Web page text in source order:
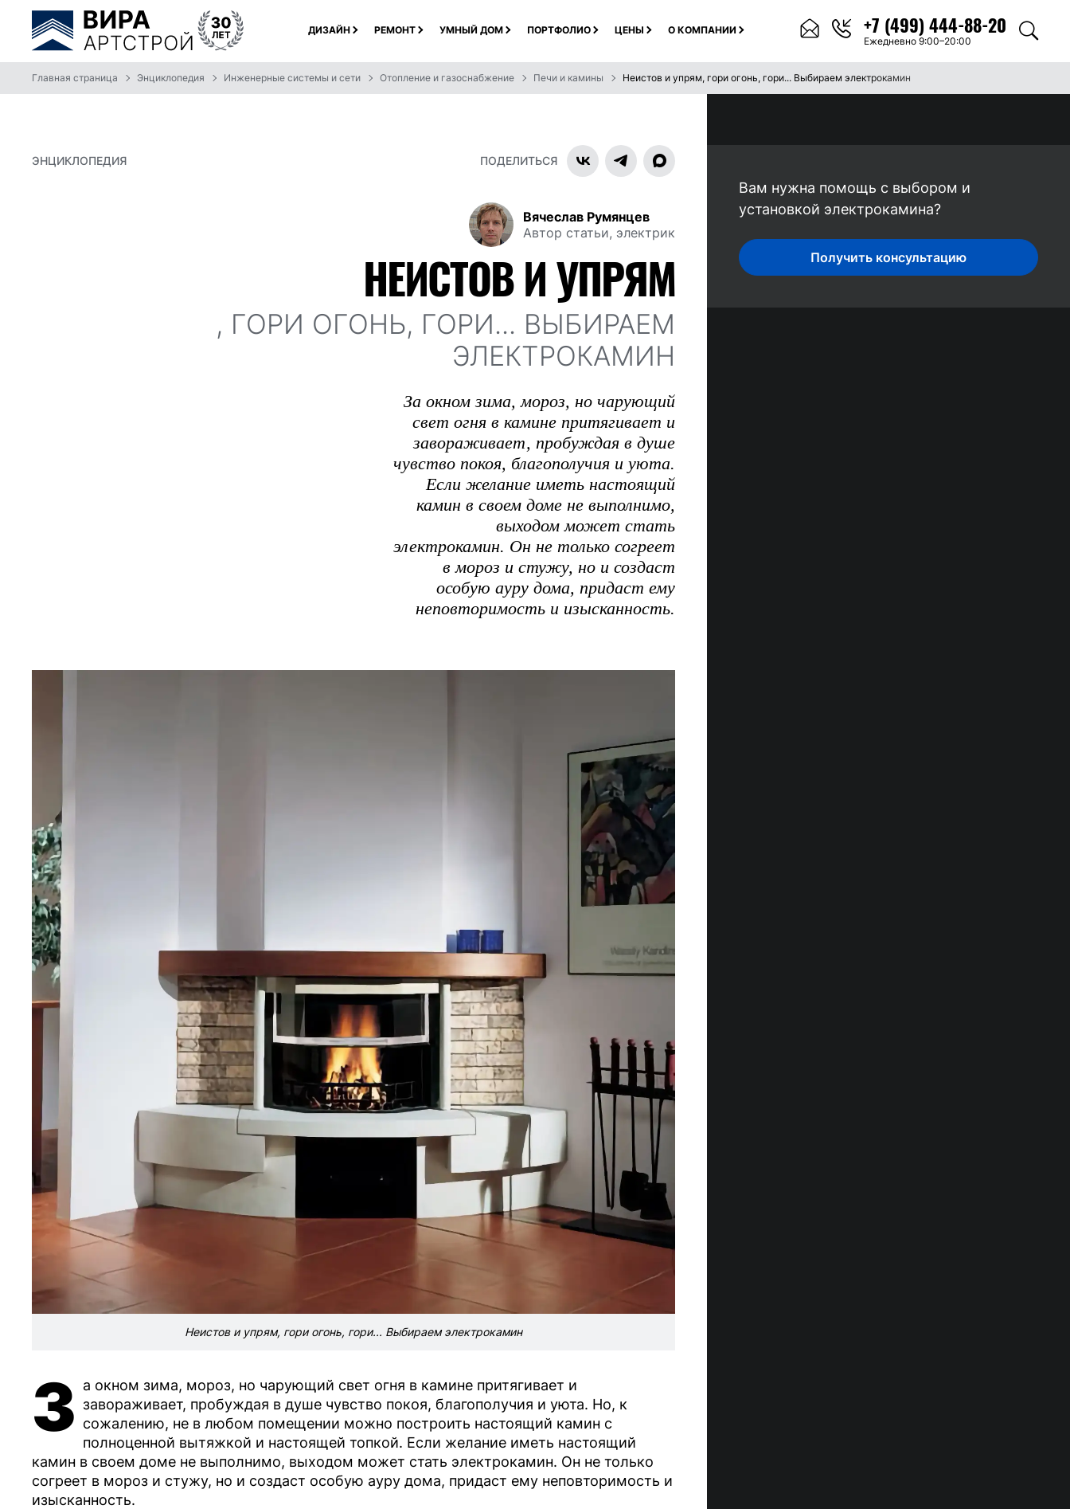
ДИЗАЙН РЕМОНТ УМНЫЙ ДОМ ПОРТФОЛИО ЦЕНЫ О КОМПАНИИ +7 (499) 444-88-20
Ежедневно 9:00–20:00
Главная страница Энциклопедия Инженерные системы и сети Отопление и газоснабжение Печи и камины Неистов и упрям, гори огонь, гори... Выбираем электрокамин
ЭНЦИКЛОПЕДИЯ ПОДЕЛИТЬСЯ
Вячеслав Румянцев
Автор статьи, электрик
НЕИСТОВ И УПРЯМ
, ГОРИ ОГОНЬ, ГОРИ... ВЫБИРАЕМ
ЭЛЕКТРОКАМИН
За окном зима, мороз, но чарующий
свет огня в камине притягивает и
завораживает, пробуждая в душе
чувство покоя, благополучия и уюта.
Если желание иметь настоящий
камин в своем доме не выполнимо,
выходом может стать
электрокамин. Он не только согреет
в мороз и стужу, но и создаст
особую ауру дома, придаст ему
неповторимость и изысканность.
Неистов и упрям, гори огонь, гори... Выбираем электрокамин
З а окном зима, мороз, но чарующий свет огня в камине притягивает и
завораживает, пробуждая в душе чувство покоя, благополучия и уюта. Но, к
сожалению, не в любом помещении можно построить настоящий камин с
полноценной вытяжкой и настоящей топкой. Если желание иметь настоящий
камин в своем доме не выполнимо, выходом может стать электрокамин. Он не только
согреет в мороз и стужу, но и создаст особую ауру дома, придаст ему неповторимость и
изысканность.
Вам нужна помощь с выбором и
установкой электрокамина?
Получить консультацию